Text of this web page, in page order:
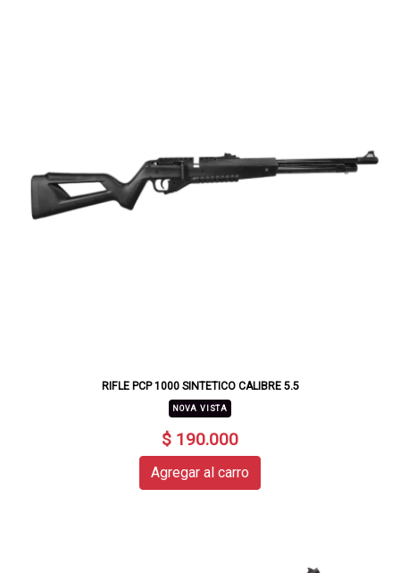
RIFLE PCP 1000 SINTETICO CALIBRE 5.5
NOVA VISTA
$ 190.000
Agregar al carro